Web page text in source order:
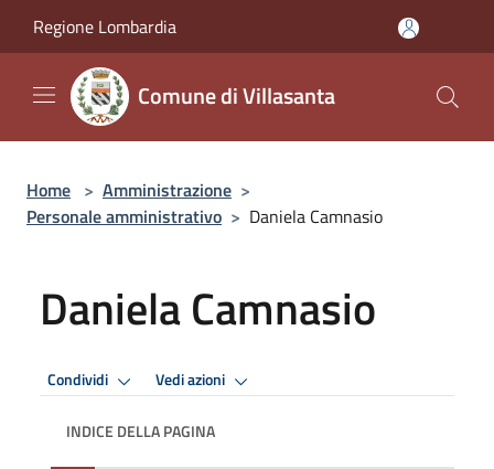
Regione Lombardia
Comune di Villasanta
Home > Amministrazione >
Personale amministrativo > Daniela Camnasio
Daniela Camnasio
Condividi Vedi azioni
INDICE DELLA PAGINA